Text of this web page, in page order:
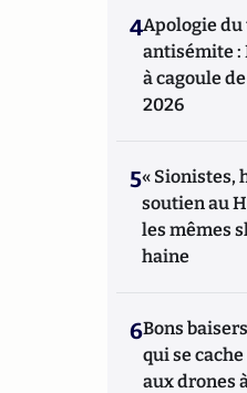
4Apologie
antisémite :
à cagoule
2026
5« Sionistes,
soutien au
les mêmes
haine
6Bons
qui se
aux drones